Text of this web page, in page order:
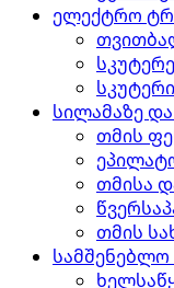
ელექტრო
სილამაზე
თმის
თმისა
თმის